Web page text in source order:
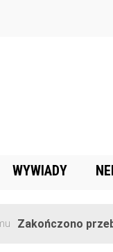
WYWIADY
Zakończono